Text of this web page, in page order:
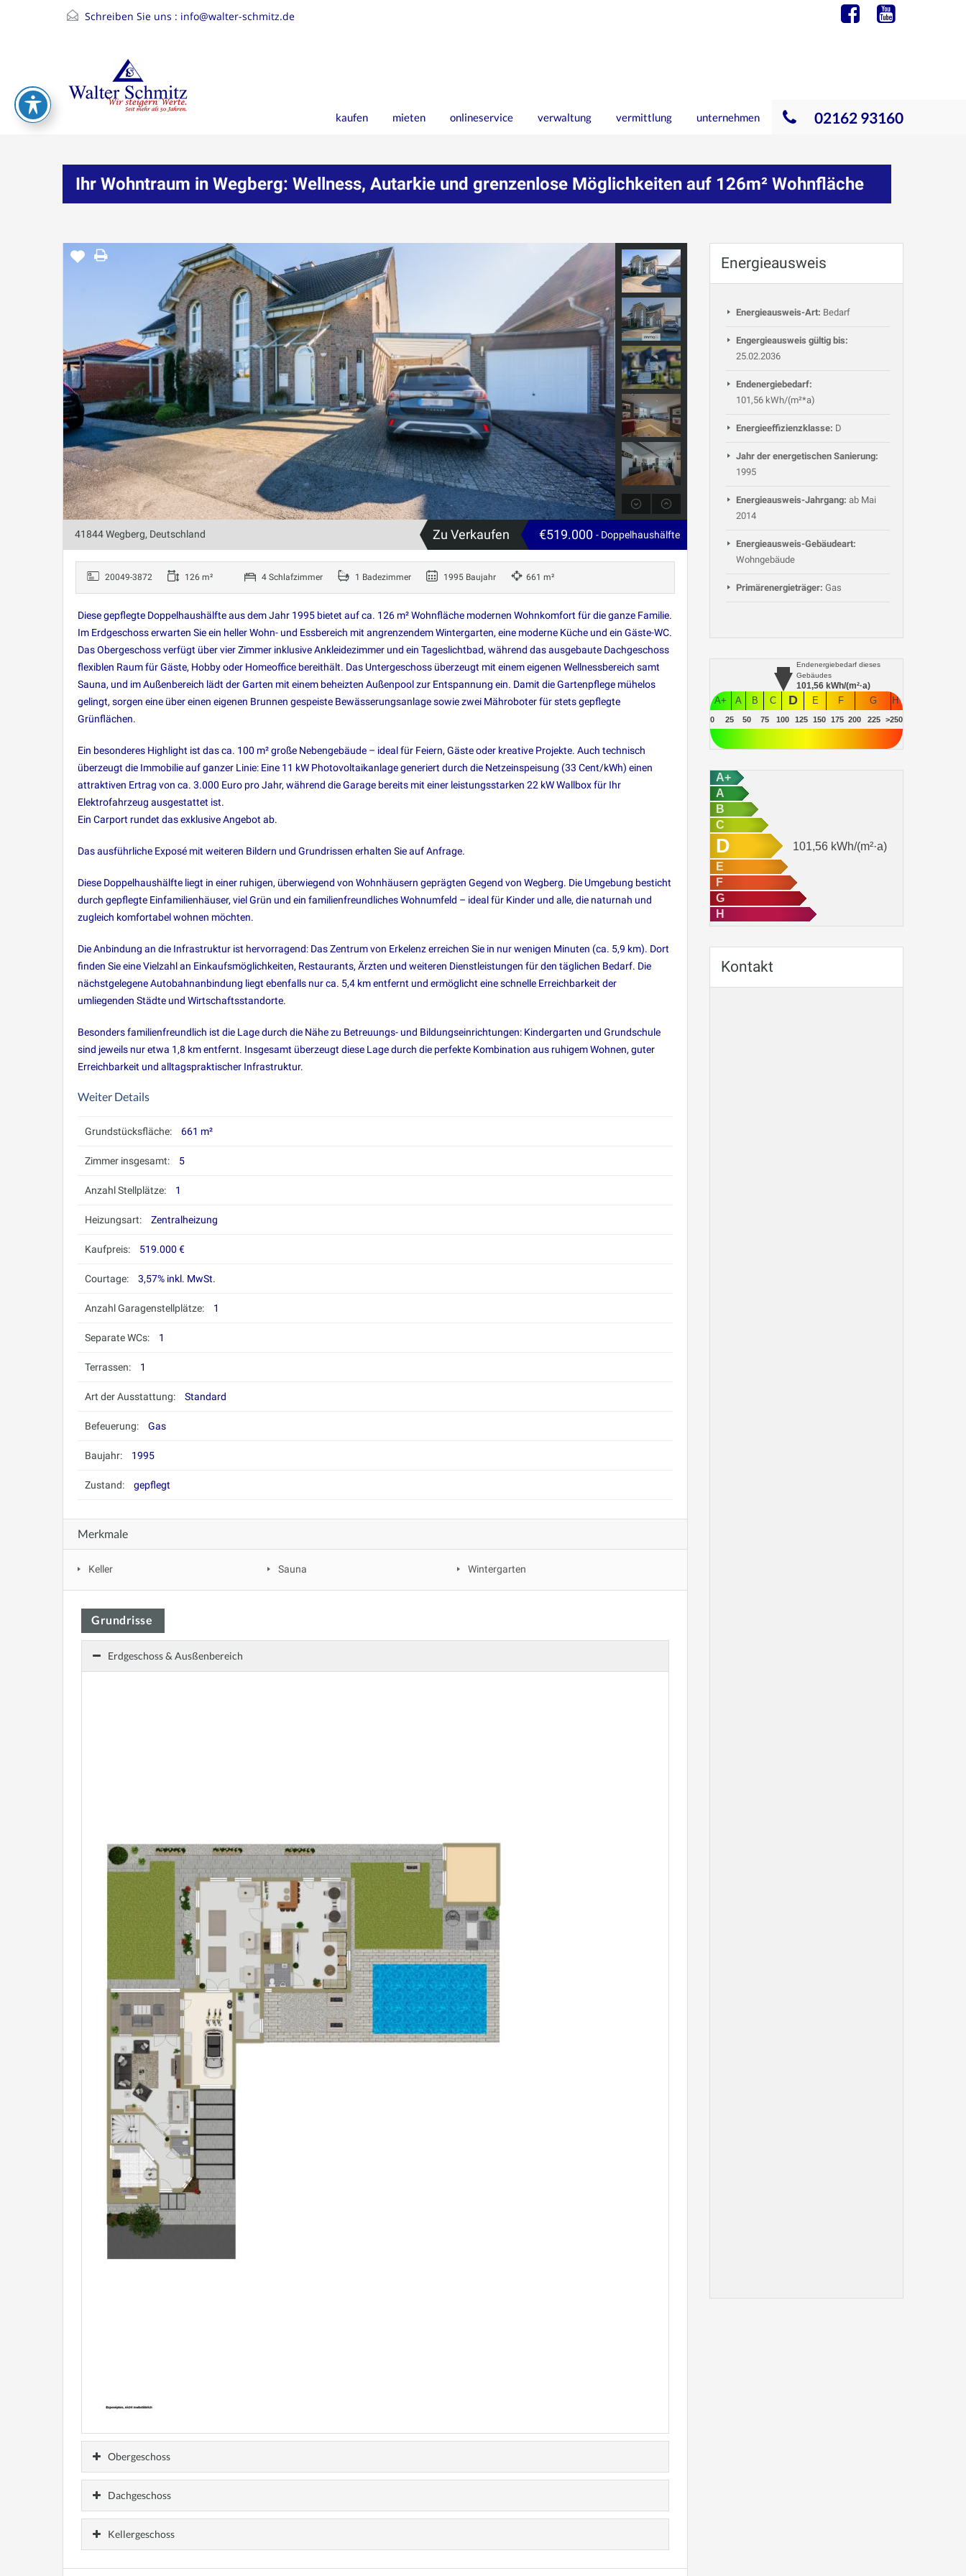
Schreiben Sie uns : info@walter-schmitz.de
02162 93160
kaufen mieten onlineservice verwaltung vermittlung unternehmen
Ihr Wohntraum in Wegberg: Wellness, Autarkie und grenzenlose Möglichkeiten auf 126m² Wohnfläche
41844 Wegberg, Deutschland Zu Verkaufen €519.000 - Doppelhaushälfte
20049-3872 126 m² 4 Schlafzimmer 1 Badezimmer 1995 Baujahr 661 m²
Diese gepflegte Doppelhaushälfte aus dem Jahr 1995 bietet auf ca. 126 m² Wohnfläche modernen Wohnkomfort für die ganze Familie.
Im Erdgeschoss erwarten Sie ein heller Wohn- und Essbereich mit angrenzendem Wintergarten, eine moderne Küche und ein Gäste-WC.
Das Obergeschoss verfügt über vier Zimmer inklusive Ankleidezimmer und ein Tageslichtbad, während das ausgebaute Dachgeschoss
flexiblen Raum für Gäste, Hobby oder Homeoffice bereithält. Das Untergeschoss überzeugt mit einem eigenen Wellnessbereich samt
Sauna, und im Außenbereich lädt der Garten mit einem beheizten Außenpool zur Entspannung ein. Damit die Gartenpflege mühelos
gelingt, sorgen eine über einen eigenen Brunnen gespeiste Bewässerungsanlage sowie zwei Mähroboter für stets gepflegte
Grünflächen.
Ein besonderes Highlight ist das ca. 100 m² große Nebengebäude – ideal für Feiern, Gäste oder kreative Projekte. Auch technisch
überzeugt die Immobilie auf ganzer Linie: Eine 11 kW Photovoltaikanlage generiert durch die Netzeinspeisung (33 Cent/kWh) einen
attraktiven Ertrag von ca. 3.000 Euro pro Jahr, während die Garage bereits mit einer leistungsstarken 22 kW Wallbox für Ihr
Elektrofahrzeug ausgestattet ist.
Ein Carport rundet das exklusive Angebot ab.
Das ausführliche Exposé mit weiteren Bildern und Grundrissen erhalten Sie auf Anfrage.
Diese Doppelhaushälfte liegt in einer ruhigen, überwiegend von Wohnhäusern geprägten Gegend von Wegberg. Die Umgebung besticht
durch gepflegte Einfamilienhäuser, viel Grün und ein familienfreundliches Wohnumfeld – ideal für Kinder und alle, die naturnah und
zugleich komfortabel wohnen möchten.
Die Anbindung an die Infrastruktur ist hervorragend: Das Zentrum von Erkelenz erreichen Sie in nur wenigen Minuten (ca. 5,9 km). Dort
finden Sie eine Vielzahl an Einkaufsmöglichkeiten, Restaurants, Ärzten und weiteren Dienstleistungen für den täglichen Bedarf. Die
nächstgelegene Autobahnanbindung liegt ebenfalls nur ca. 5,4 km entfernt und ermöglicht eine schnelle Erreichbarkeit der
umliegenden Städte und Wirtschaftsstandorte.
Besonders familienfreundlich ist die Lage durch die Nähe zu Betreuungs- und Bildungseinrichtungen: Kindergarten und Grundschule
sind jeweils nur etwa 1,8 km entfernt. Insgesamt überzeugt diese Lage durch die perfekte Kombination aus ruhigem Wohnen, guter
Erreichbarkeit und alltagspraktischer Infrastruktur.
Weiter Details
Grundstücksfläche: 661 m²
Zimmer insgesamt: 5
Anzahl Stellplätze: 1
Heizungsart: Zentralheizung
Kaufpreis: 519.000 €
Courtage: 3,57% inkl. MwSt.
Anzahl Garagenstellplätze: 1
Separate WCs: 1
Terrassen: 1
Art der Ausstattung: Standard
Befeuerung: Gas
Baujahr: 1995
Zustand: gepflegt
Merkmale
Keller Sauna Wintergarten
Grundrisse
Erdgeschoss & Ausßenbereich
Obergeschoss
Dachgeschoss
Kellergeschoss
Energieausweis
Energieausweis-Art: Bedarf
Engergieausweis gültig bis:
25.02.2036
Endenergiebedarf:
101,56 kWh/(m²*a)
Energieeffizienzklasse: D
Jahr der energetischen Sanierung:
1995
Energieausweis-Jahrgang: ab Mai
2014
Energieausweis-Gebäudeart:
Wohngebäude
Primärenergieträger: Gas
Endenergiebedarfdieses
Gebäudes
101,56 kWh/(m²·a)
A+
A B C D E F G H
0 25 50 75 100 125 150 175 200 225 >250
A+
A
B
C
D 101,56 kWh/(m²·a)
E
F
G
H
Kontakt